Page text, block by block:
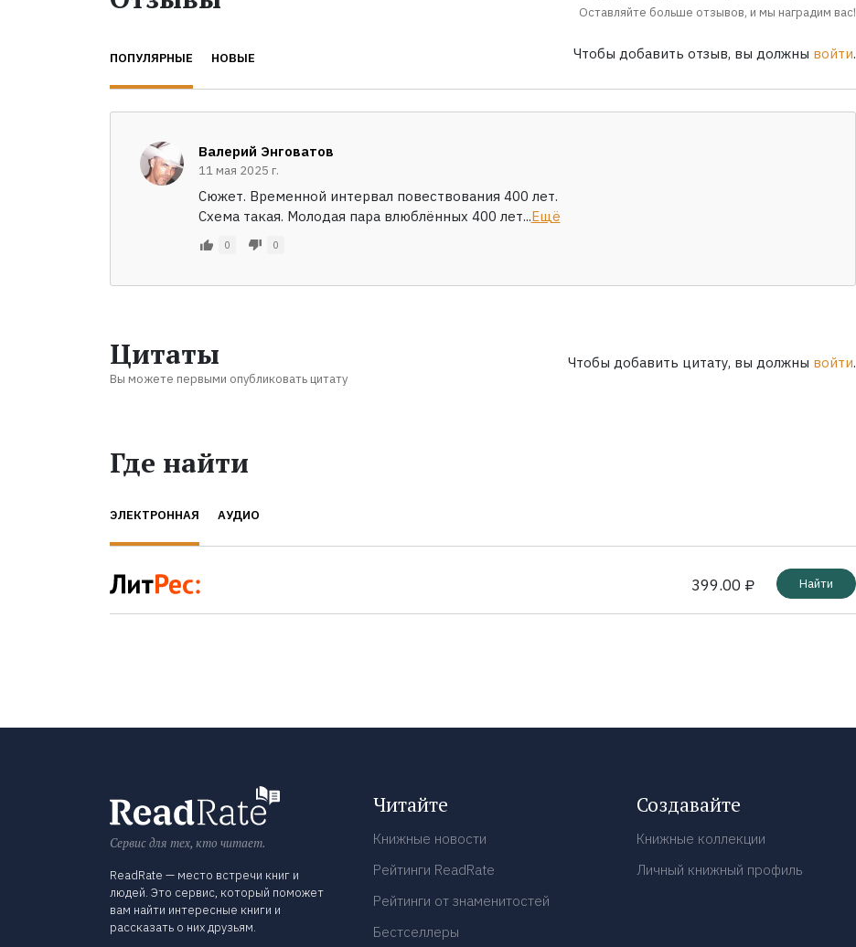
Оставляйте больше отзывов, и мы наградим вас!
Чтобы добавить отзыв, вы должны войти.
ПОПУЛЯРНЫЕ НОВЫЕ
Валерий Энговатов
11 мая 2025 г.
Сюжет. Временной интервал повествования 400 лет.
Схема такая. Молодая пара влюблённых 400 лет...Ещё
0 0
Цитаты
Вы можете первыми опубликовать цитату
Чтобы добавить цитату, вы должны войти.
Где найти
ЭЛЕКТРОННАЯ АУДИО
399.00 ₽ Найти
Сервис для тех, кто читает.
ReadRate — место встречи книг и
людей. Это сервис, который поможет
вам найти интересные книги и
рассказать о них друзьям.
Читайте
Книжные новости
Рейтинги ReadRate
Рейтинги от знаменитостей
Бестселлеры
Создавайте
Книжные коллекции
Личный книжный профиль